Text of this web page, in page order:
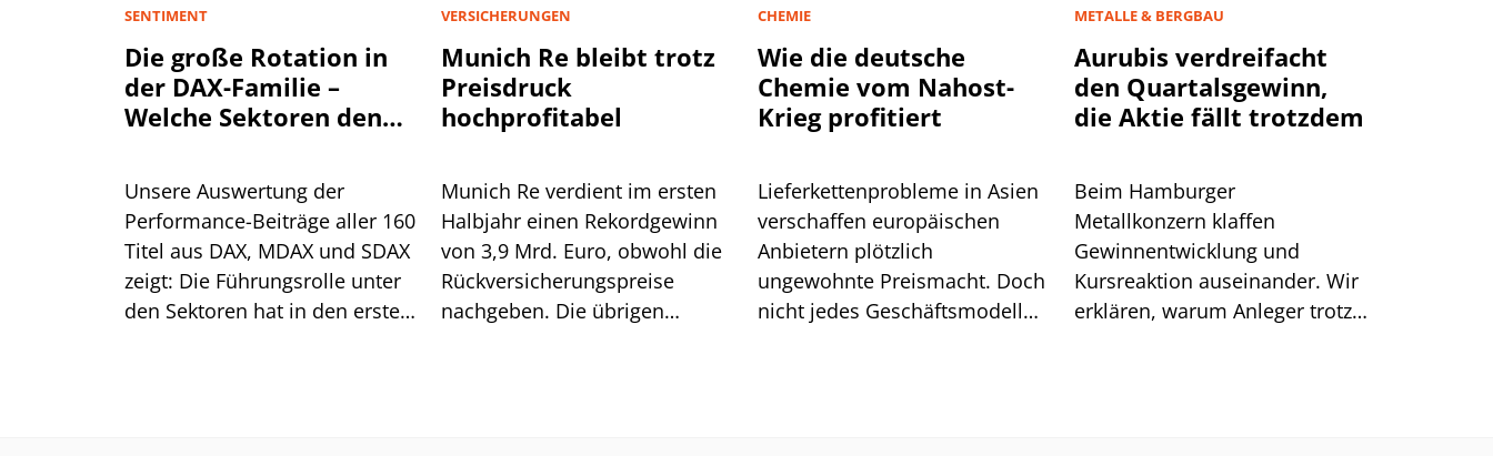
SENTIMENT
Die große Rotation in
der DAX-Familie –
Welche Sektoren den
Unsere Auswertung der
Performance-Beiträge aller 160
Titel aus DAX, MDAX und SDAX
zeigt: Die Führungsrolle unter
den Sektoren hat in den ersten
VERSICHERUNGEN
Munich Re bleibt trotz
Preisdruck
hochprofitabel
Munich Re verdient im ersten
Halbjahr einen Rekordgewinn
von 3,9 Mrd. Euro, obwohl die
Rückversicherungspreise
nachgeben. Die übrigen
CHEMIE
Wie die deutsche
Chemie vom Nahost-
Krieg profitiert
Lieferkettenprobleme in Asien
verschaffen europäischen
Anbietern plötzlich
ungewohnte Preismacht. Doch
nicht jedes Geschäftsmodell
METALLE & BERGBAU
Aurubis verdreifacht
den Quartalsgewinn,
die Aktie fällt trotzdem
Beim Hamburger
Metallkonzern klaffen
Gewinnentwicklung und
Kursreaktion auseinander. Wir
erklären, warum Anleger trotz